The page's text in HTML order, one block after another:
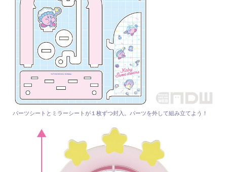
パーツシートとミラーシートが１枚ずつ封入。パーツを外して組み立てよう！